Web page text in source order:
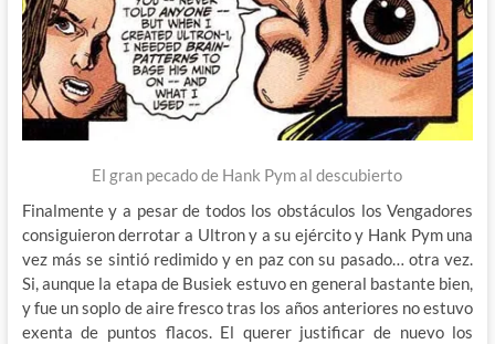
El gran pecado de Hank Pym al descubierto
Finalmente y a pesar de todos los obstáculos los Vengadores
consiguieron derrotar a Ultron y a su ejército y Hank Pym una
vez más se sintió redimido y en paz con su pasado… otra vez.
Si, aunque la etapa de Busiek estuvo en general bastante bien,
y fue un soplo de aire fresco tras los años anteriores no estuvo
exenta de puntos flacos. El querer justificar de nuevo los